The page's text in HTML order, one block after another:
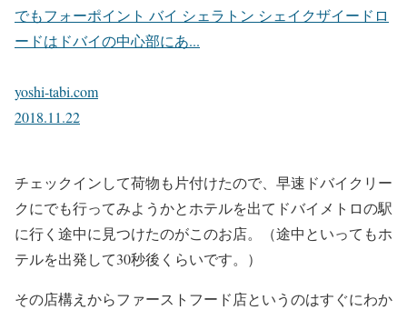
でもフォーポイント バイ シェラトン シェイクザイードロ
ードはドバイの中心部にあ...
yoshi-tabi.com
2018.11.22
チェックインして荷物も片付けたので、早速ドバイクリー
クにでも行ってみようかとホテルを出てドバイメトロの駅
に行く途中に見つけたのがこのお店。（途中といってもホ
テルを出発して30秒後くらいです。）
その店構えからファーストフード店というのはすぐにわか